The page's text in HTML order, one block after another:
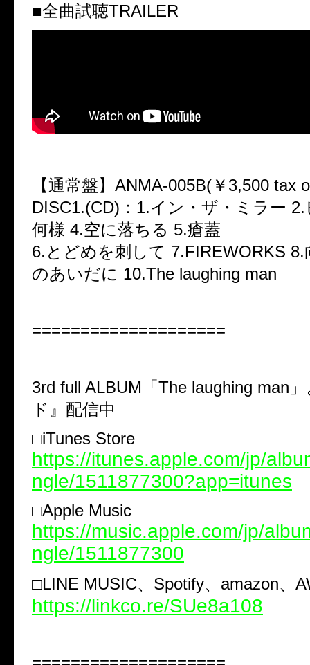
■全曲試聴TRAILER
【通常盤】ANMA-005B(￥3,500 tax
DISC1.(CD)：1.イン・ザ・ミラー
何様 4.空に落ちる 5.瘡蓋
6.とどめを刺して 7.FIREWORKS 8.
のあいだに 10.The laughing man
====================
3rd full ALBUM「The laughing man
ド』配信中
□iTunes Store
https://itunes.apple.com/jp/
ngle/1511877300?app=itunes
□Apple Music
https://music.apple.com/jp/
ngle/1511877300
□LINE MUSIC、Spotify、amazon、
https://linkco.re/SUe8a108